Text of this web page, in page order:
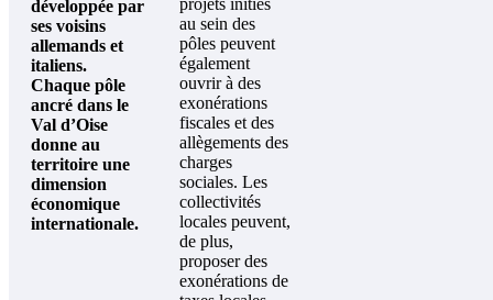
développée par
ses voisins
allemands et
italiens.
Chaque pôle
ancré dans le
Val d’Oise
donne au
territoire une
dimension
économique
internationale.
au sein des
pôles peuvent
également
ouvrir à des
exonérations
fiscales et des
allègements des
charges
sociales. Les
collectivités
locales peuvent,
de plus,
proposer des
exonérations de